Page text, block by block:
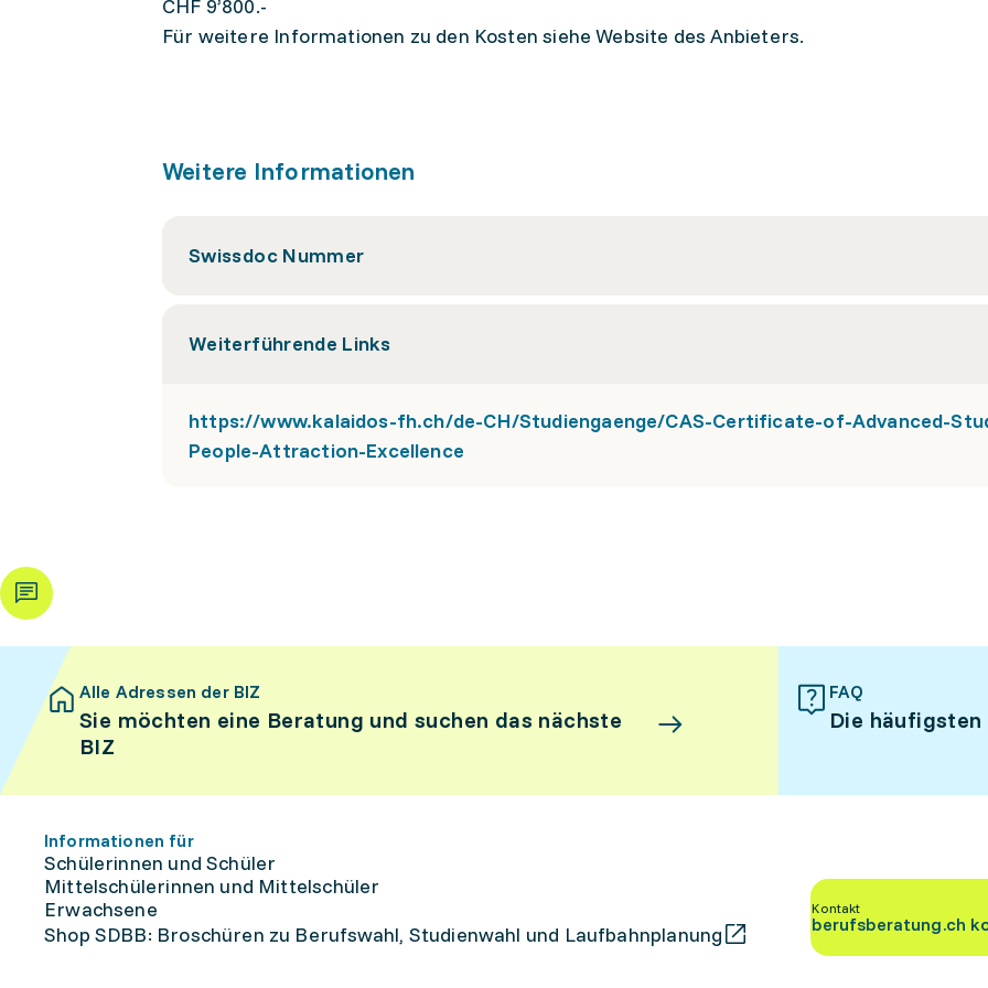
CHF 9’800.-
Für weitere Informationen zu den Kosten siehe Website des Anbieters.
Weitere Informationen
Swissdoc Nummer
Weiterführende Links
https://www.kalaidos-fh.ch/de-CH/Studiengaenge/CAS-Certificate-of-Advanced-
People-Attraction-Excellence
Alle Adressen der BIZ
Sie möchten eine Beratung und suchen das nächste
BIZ
FAQ
Die
Informationen für
Schülerinnen und Schüler
Mittelschülerinnen und Mittelschüler
Erwachsene
Shop SDBB: Broschüren zu Berufswahl, Studienwahl und Laufbahnplanung
Kontakt
berufsberatung.ch